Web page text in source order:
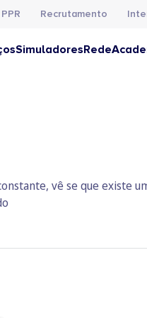
PPR Recrutamento
SimuladoresRede
vê se que existe